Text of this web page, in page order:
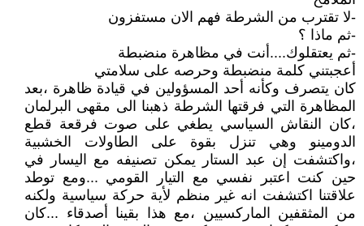
-لا تقترب من الشرطة فهم الان مستفزون
-ثم ماذا ؟
-ثم يعتقلوك....أنت في مظاهرة منضبطة
أعجبتني كلمة منضبطة وحرصه على سلامتي
كان يتصرف وكأنه أحد المسؤولين في قيادة ظاهرة ،بعد
المظاهرة التي فرقتها الشرطة ذهبنا الى مقهى البرلمان
،كان النقاش السياسي يطغي على صوت فرقعة قطع
الدومينو وهي تنزل بقوة على الطاولات الخشبية
،واكتشفت إن عبد الستار يمكن تصنيفه مع اليسار في
حين كنت اعتبر نفسي مع التيار القومي ...ومع توطد
علاقتنا اكتشفت انه غير منظم لأية حركة سياسية ولكنه
من المثقفين الماركسيين ،مع هذا بقينا أصدقاء ...كان